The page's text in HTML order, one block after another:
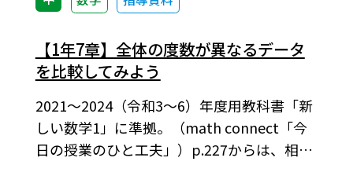
【1年7章】全体の度数が異なるデータ
を比較してみよう
2021～2024（令和3～6）年度用教科書「新
しい数学1」に準拠。（math connect「今
日の授業のひと工夫」）p.227からは、相対